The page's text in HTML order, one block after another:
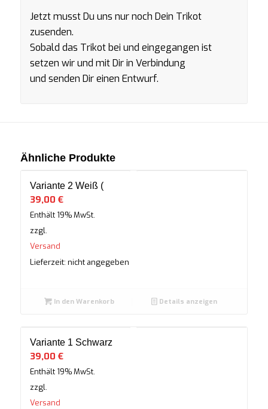
Jetzt musst Du uns nur noch Dein Trikot
zusenden.
Sobald das Trikot bei und eingegangen ist
setzen wir und mit Dir in Verbindung
und senden Dir einen Entwurf.
Ähnliche Produkte
Variante 2 Weiß (
39,00 €
Enthält 19% MwSt.
zzgl.
Versand
Lieferzeit: nicht angegeben
In den Warenkorb Details anzeigen
Variante 1 Schwarz
39,00 €
Enthält 19% MwSt.
zzgl.
Versand